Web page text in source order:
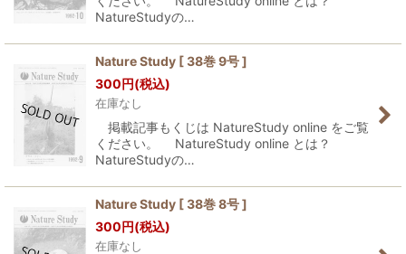
NatureStudyの…
Nature Study [ 38巻 9号 ]
300円(税込)
在庫なし
掲載記事もくじは NatureStudy online をご覧
ください。 NatureStudy online とは？
NatureStudyの…
Nature Study [ 38巻 8号 ]
300円(税込)
在庫なし